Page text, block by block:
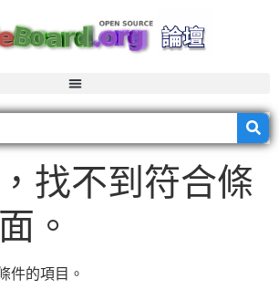
找不到符合條
。
件的項目。